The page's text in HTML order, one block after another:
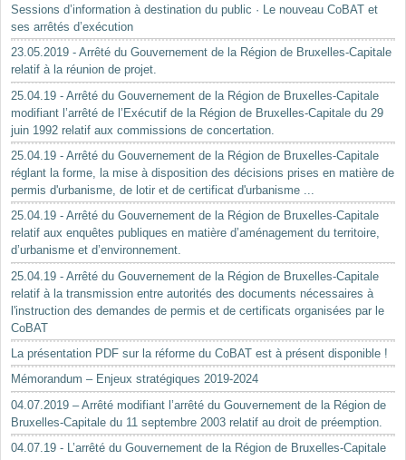
Sessions d’information à destination du public · Le nouveau CoBAT et
ses arrêtés d’exécution
23.05.2019 - Arrêté du Gouvernement de la Région de Bruxelles-Capitale
relatif à la réunion de projet.
25.04.19 - Arrêté du Gouvernement de la Région de Bruxelles-Capitale
modifiant l’arrêté de l’Exécutif de la Région de Bruxelles-Capitale du 29
juin 1992 relatif aux commissions de concertation.
25.04.19 - Arrêté du Gouvernement de la Région de Bruxelles-Capitale
réglant la forme, la mise à disposition des décisions prises en matière de
permis d'urbanisme, de lotir et de certificat d'urbanisme ...
25.04.19 - Arrêté du Gouvernement de la Région de Bruxelles-Capitale
relatif aux enquêtes publiques en matière d’aménagement du territoire,
d’urbanisme et d’environnement.
25.04.19 - Arrêté du Gouvernement de la Région de Bruxelles-Capitale
relatif à la transmission entre autorités des documents nécessaires à
l'instruction des demandes de permis et de certificats organisées par le
CoBAT
La présentation PDF sur la réforme du CoBAT est à présent disponible !
Mémorandum – Enjeux stratégiques 2019-2024
04.07.2019 – Arrêté modifiant l’arrêté du Gouvernement de la Région de
Bruxelles-Capitale du 11 septembre 2003 relatif au droit de préemption.
04.07.19 - L’arrêté du Gouvernement de la Région de Bruxelles-Capitale